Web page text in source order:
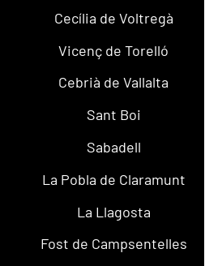
Cecília de Voltregà
Vicenç de Torelló
Cebrià de Vallalta
Sant Boi
Sabadell
La Pobla de Claramunt
La Llagosta
Fost de Campsentelles